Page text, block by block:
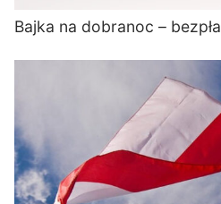
Bajka na dobranoc –